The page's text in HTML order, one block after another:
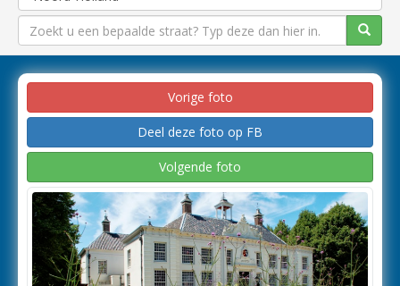
Vorige foto
Deel deze foto op FB
Volgende foto